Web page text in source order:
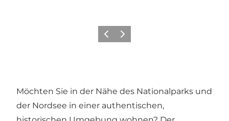
ZurückWeiter
Möchten Sie in der Nähe des Nationalparks und
der Nordsee in einer authentischen,